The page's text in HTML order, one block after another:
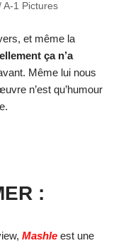
A-1 Pictures
et même la
ça n’a
Même lui nous
n’est qu’humour
:
Mashle est une